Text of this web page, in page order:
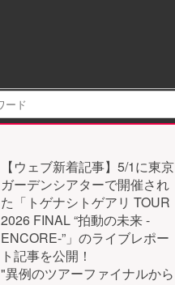
【ウェブ新着記事】5/1に東京
ガーデンシアターで開催され
た「トゲナシトゲアリ TOUR
2026 FINAL “拍動の未来 -
ENCORE-”」のライブレポー
ト記事を公開！
"異例のツアーファイナルから